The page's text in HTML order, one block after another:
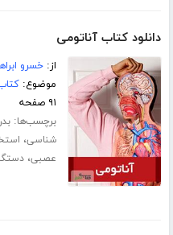
دانلود کتاب آناتومی
از:خسرو
موضوع:
۹۱ صفحه
برچسب‌ها:
شناسی،
عصبی،